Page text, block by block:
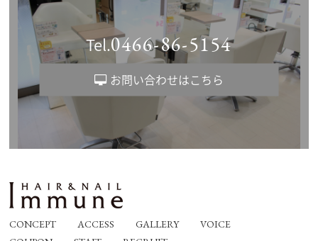
Tel.0466-86-5154
お問い合わせはこちら
CONCEPT ACCESS GALLERY
VOICE